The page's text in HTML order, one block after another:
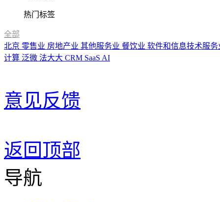
热门标签
全部
北京 零售业 房地产业 其他服务业 餐饮业 软件和信息技术服
计算 泛微 法大大 CRM SaaS AI
意见反馈
返回顶部
导航